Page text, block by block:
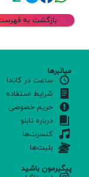
بازگشت به
میانبرها
ساعت در کانادا
شرایط استفاده
حریم خصوصی
درباره تابلو
کنسرت‌ها
بلیت‌ها
پیگیرمون باشید